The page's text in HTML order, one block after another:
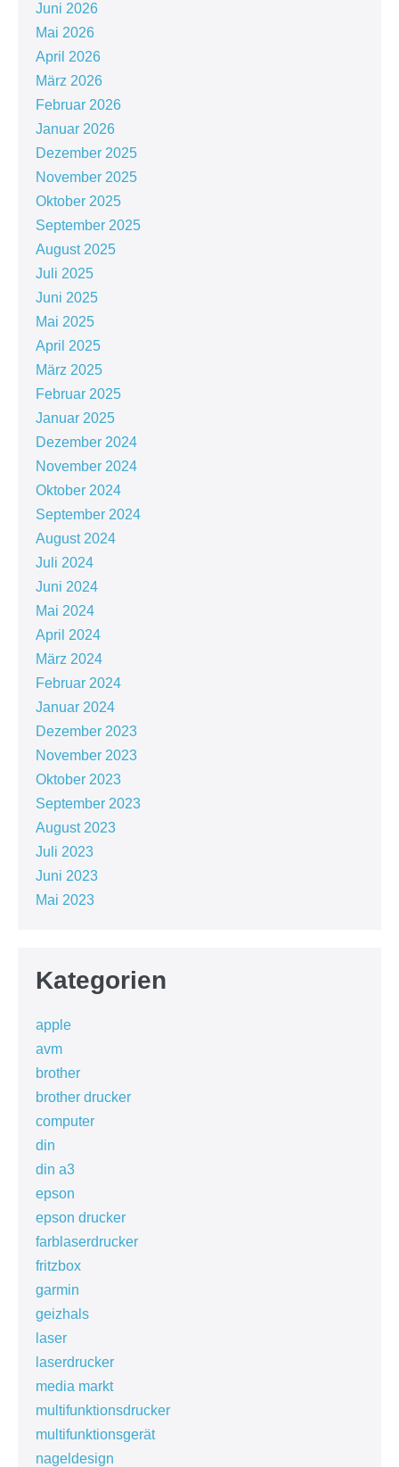
Juni 2026
Mai 2026
April 2026
März 2026
Februar 2026
Januar 2026
Dezember 2025
November 2025
Oktober 2025
September 2025
August 2025
Juli 2025
Juni 2025
Mai 2025
April 2025
März 2025
Februar 2025
Januar 2025
Dezember 2024
November 2024
Oktober 2024
September 2024
August 2024
Juli 2024
Juni 2024
Mai 2024
April 2024
März 2024
Februar 2024
Januar 2024
Dezember 2023
November 2023
Oktober 2023
September 2023
August 2023
Juli 2023
Juni 2023
Mai 2023
Kategorien
apple
avm
brother
brother drucker
computer
din
din a3
epson
epson drucker
farblaserdrucker
fritzbox
garmin
geizhals
laser
laserdrucker
media markt
multifunktionsdrucker
multifunktionsgerät
nageldesign